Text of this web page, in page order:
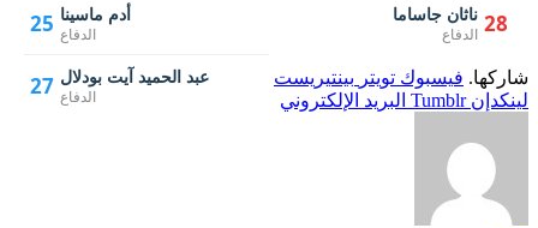
25 أدم ماسينا
الدفاع
27 عبد الحميد آيت بودلال
الدفاع
28 ناثان جاساما
الدفاع
شاركها. فيسبوك تويتر بينتيريست
لينكدإن Tumblr البريد الإلكتروني